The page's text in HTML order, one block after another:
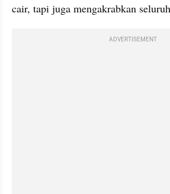
cair, tapi juga mengakrabkan
ADVERTISEMENT